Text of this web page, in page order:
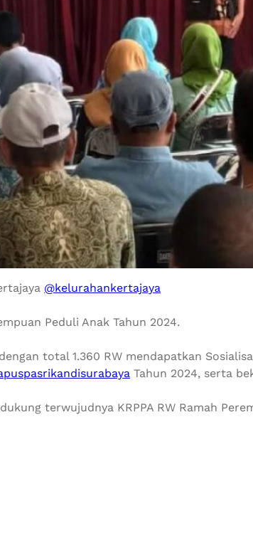
@kelurahankertajaya
Peduli Anak Tahun 2024.
total 1.360 RW mendapatkan
Tahun 2024, serta
terwujudnya KRPPA RW Ramah